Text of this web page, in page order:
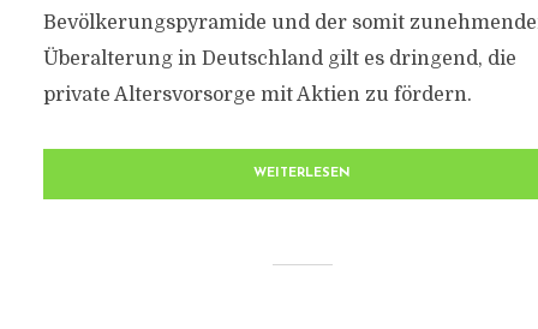
Bevölkerungspyramide und der somit
Überalterung in Deutschland gilt es dringend, die
private Altersvorsorge mit Aktien zu fördern.
WEITERLESEN